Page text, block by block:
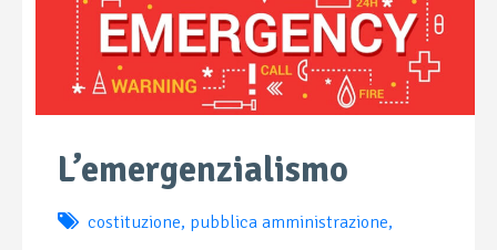
L’emergenzialismo
costituzione, pubblica amministrazione,